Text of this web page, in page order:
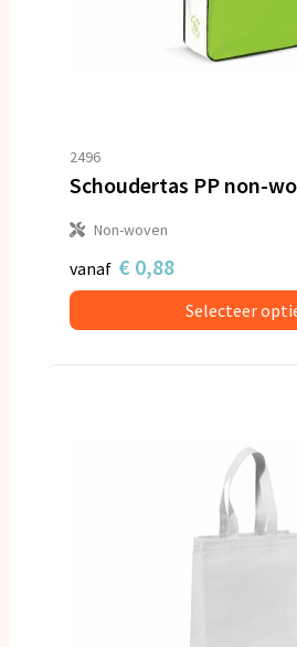
2496
Schoudertas PP non-
Non-woven
vanaf € 0,88
Selecteer